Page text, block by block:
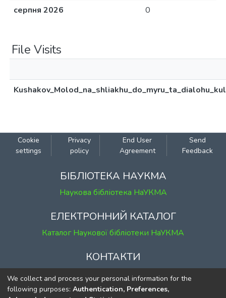
серпня 2026
0
File Visits
Cookie
settings
Privacy
policy
End User
Agreement
Send
Feedback
БІБЛІОТЕКА НАУКМА
Наукова бібліотека НаУКМА
ЕЛЕКТРОННИЙ КАТАЛОГ
Каталог Наукової бібліотеки НаУКМА
КОНТАКТИ
м. Київ, вул. Григорія Сковороди, 2
к. 1, к. 120
We collect and process your personal information for the
following purposes: Authentication, Preferences,